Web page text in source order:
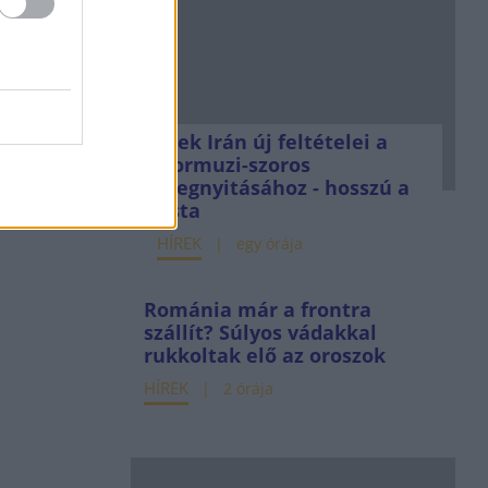
Ezek Irán új feltételei a
Hormuzi-szoros
megnyitásához - hosszú a
lista
HÍREK egy órája
Románia már a frontra
szállít? Súlyos vádakkal
rukkoltak elő az oroszok
HÍREK 2 órája